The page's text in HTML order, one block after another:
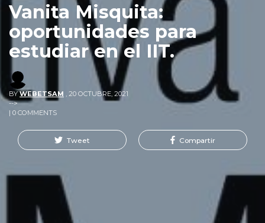
Vanita Misquita:
oportunidades para
estudiar en el IIT.
BYWEBETSAM , 20 OCTUBRE, 2021
-->
| 0 COMMENTS
Tweet Compartir